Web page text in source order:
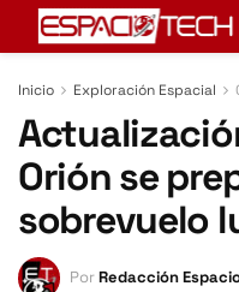
Inicio Exploración Espacial
Orión se
sobrevuelo
PorRedacción